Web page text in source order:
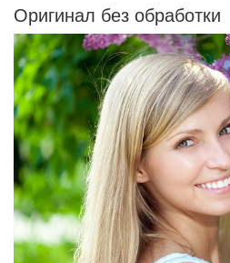
Оригинал без обработки